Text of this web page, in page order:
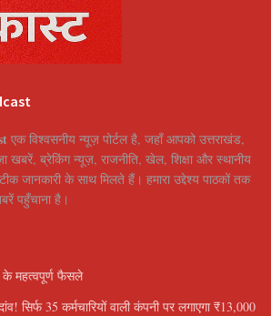
एक विश्वसनीय न्यूज़ पोर्टल है, जहाँ आपको उत्तराखंड,
खबरें, ब्रेकिंग न्यूज़, राजनीति, खेल, शिक्षा और स्थानीय
के साथ मिलते हैं। हमारा उद्देश्य पाठकों तक
पहुँचाना है।
के महत्वपूर्ण फैसले
सिर्फ 35 कर्मचारियों वाली कंपनी पर लगाएगा ₹13,000